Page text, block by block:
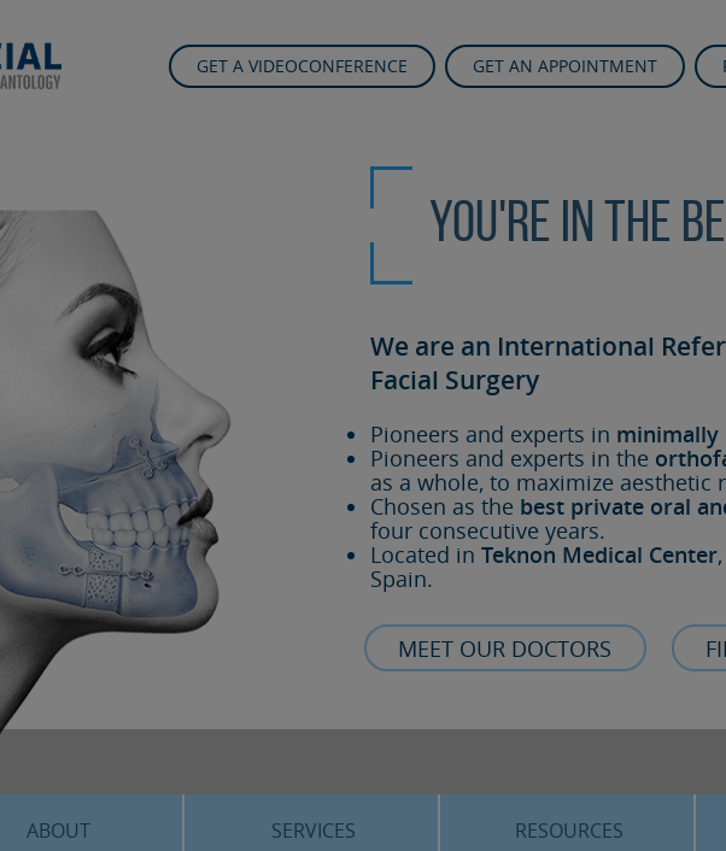
GET A VIDEOCONFERENCE GET AN APPOINTMENT
You're in the
We are an International
Facial Surgery
Pioneers and experts in minimally
Pioneers and experts in the
as a whole, to maximize aesthetic
Chosen as the best private oral
four consecutive years.
Located inTeknon Medical Center
Spain.
MEET OUR DOCTORS
ABOUT SERVICES RESOURCES